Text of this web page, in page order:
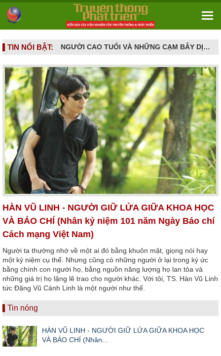
TIN NỔI BẬT:TOÀN CẢNH VĂN HÓA NGHỆ THUẬT THÁNG 5/2026: NHIỀU SỰ KIỆN TÔN VINH LỊCH SỬ, DI SẢN VÀ SÁNG TẠO ĐƯƠNG ĐẠI NGƯỜI CAO TUỔI VÀ NHỮNG CẠM BẪY DỊCH VỤ HIỆN ĐẠI - Khi khát vọng sống vui ở tuổi già bị dẫn dụ vào mê cung hợp đồng kỳ nghỉ
HÀN VŨ LINH - NGƯỜI GIỮ LỬA GIỮA KHOA HỌC
VÀ BÁO CHÍ (Nhân kỷ niệm 101 năm Ngày Báo chí
Cách mạng Việt Nam)
Người ta thường nhớ về một ai đó bằng khuôn mặt, giọng nói hay
một kỷ niệm cụ thể. Nhưng cũng có những người ở lại trong ký ức
bằng chính con người họ, bằng nguồn năng lượng họ lan tỏa và
những giá trị họ lặng lẽ trao cho người khác. Với tôi, TS. Hàn Vũ Linh
tức Đặng Vũ Cảnh Linh là một người như thế.
Tin nóng
HÀN VŨ LINH - NGƯỜI GIỮ LỬA GIỮA KHOA HỌC
VÀ BÁO CHÍ (Nhân...